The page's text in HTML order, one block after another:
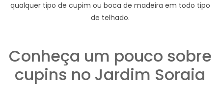
qualquer tipo de cupim ou boca de madeira em todo tipo
de telhado.
Conheça um pouco sobre
cupins no Jardim Soraia